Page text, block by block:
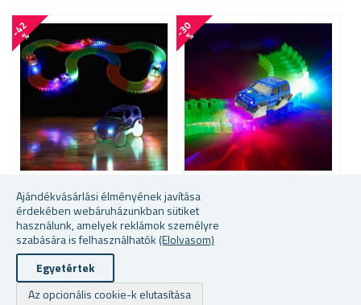
Ajándékvásárlási élményének javítása
érdekében webáruházunkban sütiket
használunk, amelyek reklámok személyre
szabására is felhasználhatók (Elolvasom)
Egyetértek
Az opcionális cookie-k elutasítása
-
4
2
%
VILÁGÍTÓ AUTÓPÁLYA
★★★★★
★★★★★
-
3
0
%
KISAUTÓ A VILÁGÍTÓ
AUTÓPÁLYÁHOZ
★
★